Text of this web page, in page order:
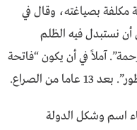
مكلفة بصياغته، وقال في
نستبدل فيه الظلم
آملاً في أن يكون “فاتحة
من الصراع.
اسم وشكل الدولة